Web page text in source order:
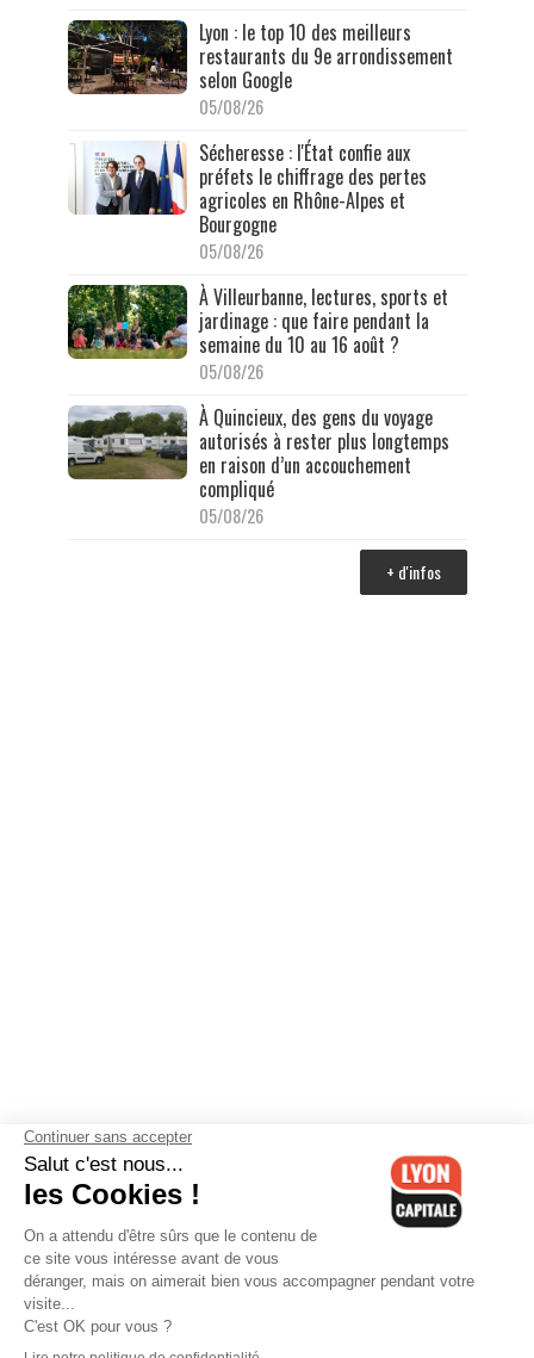
Lyon : le top 10 des meilleurs
restaurants du 9e arrondissement
selon Google
05/08/26
Sécheresse : l'État confie aux
préfets le chiffrage des pertes
agricoles en Rhône-Alpes et
Bourgogne
05/08/26
À Villeurbanne, lectures, sports et
jardinage : que faire pendant la
semaine du 10 au 16 août ?
05/08/26
À Quincieux, des gens du voyage
autorisés à rester plus longtemps
en raison d’un accouchement
compliqué
05/08/26
+ d'infos